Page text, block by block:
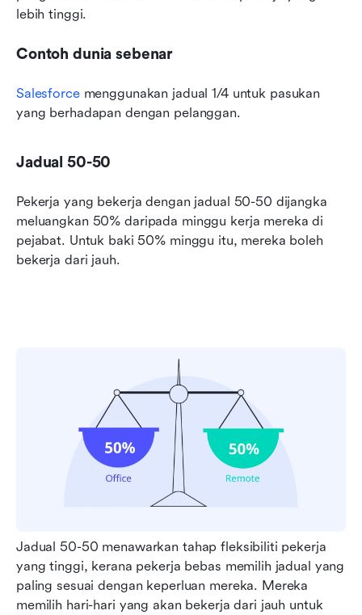
lebih tinggi.
Contoh dunia sebenar
Salesforce menggunakan jadual 1/4 untuk pasukan
yang berhadapan dengan pelanggan.
Jadual 50-50
Pekerja yang bekerja dengan jadual 50-50 dijangka
meluangkan 50% daripada minggu kerja mereka di
pejabat. Untuk baki 50% minggu itu, mereka boleh
bekerja dari jauh.
Jadual 50-50 menawarkan tahap fleksibiliti pekerja
yang tinggi, kerana pekerja bebas memilih jadual yang
paling sesuai dengan keperluan mereka. Mereka
memilih hari-hari yang akan bekerja dari jauh untuk